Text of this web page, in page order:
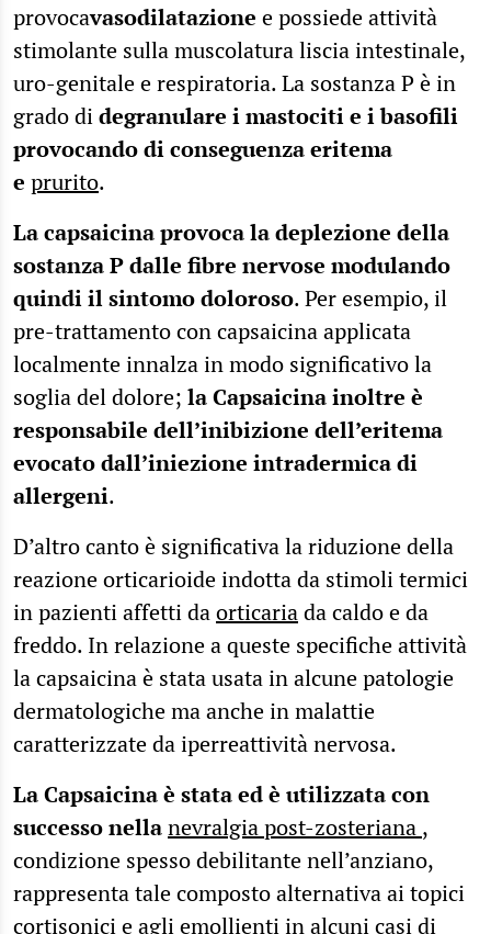
provocavasodilatazione e possiede attività
stimolante sulla muscolatura liscia intestinale,
uro-genitale e respiratoria. La sostanza P è in
grado didegranulare i mastociti e i basofili
provocando di conseguenza eritema
e prurito.
La capsaicina provoca la deplezione della
sostanza P dalle fibre nervose modulando
quindi il sintomo doloroso. Per esempio, il
pre-trattamento con capsaicina applicata
localmente innalza in modo significativo la
soglia del dolore; la Capsaicina inoltre è
responsabile dell’inibizione dell’eritema
evocato dall’iniezione intradermica di
allergeni.
D’altro canto è significativa la riduzione della
reazione orticarioide indotta da stimoli termici
in pazienti affetti daorticariada caldo e da
freddo. In relazione a queste specifiche attività
la capsaicina è stata usata in alcune patologie
dermatologiche ma anche in malattie
caratterizzate da iperreattività nervosa.
La Capsaicina è stata ed è utilizzata con
successo nellanevralgia post-zosteriana ,
condizione spesso debilitante nell’anziano,
rappresenta tale composto alternativa ai topici
cortisonici e agli emollienti in alcuni casi di